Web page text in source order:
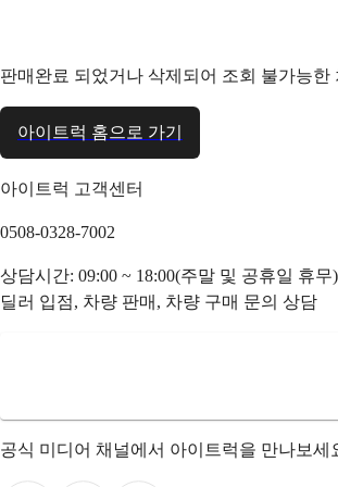
판매완료 되었거나 삭제되어 조회 불가능한
아이트럭 홈으로 가기
아이트럭 고객센터
0508-0328-7002
상담시간: 09:00 ~ 18:00(주말 및 공휴일 휴무)
딜러 입점, 차량 판매, 차량 구매 문의 상담
공식 미디어 채널에서 아이트럭을 만나보세